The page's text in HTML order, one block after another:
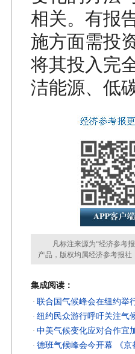
相关。有报
施方面需投
将其投入完
洁能源、低
凡标注来源为“经济参考报”
产品，版权均属经济参考报
集成阅读：
· 联合国气候峰会在纽约举
· 纽约民众游行呼吁关注气
· 中美气候变化应对合作宜
· 德班气候峰会今开幕 《